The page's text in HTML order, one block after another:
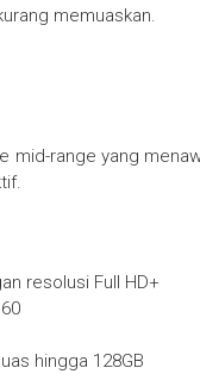
memuaskan.
mid-range yang
resolusi Full HD+
hingga 128GB